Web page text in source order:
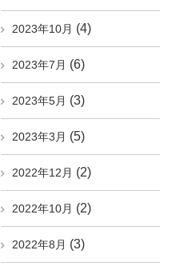
2023年10月 (4)
2023年7月 (6)
2023年5月 (3)
2023年3月 (5)
2022年12月 (2)
2022年10月 (2)
2022年8月 (3)